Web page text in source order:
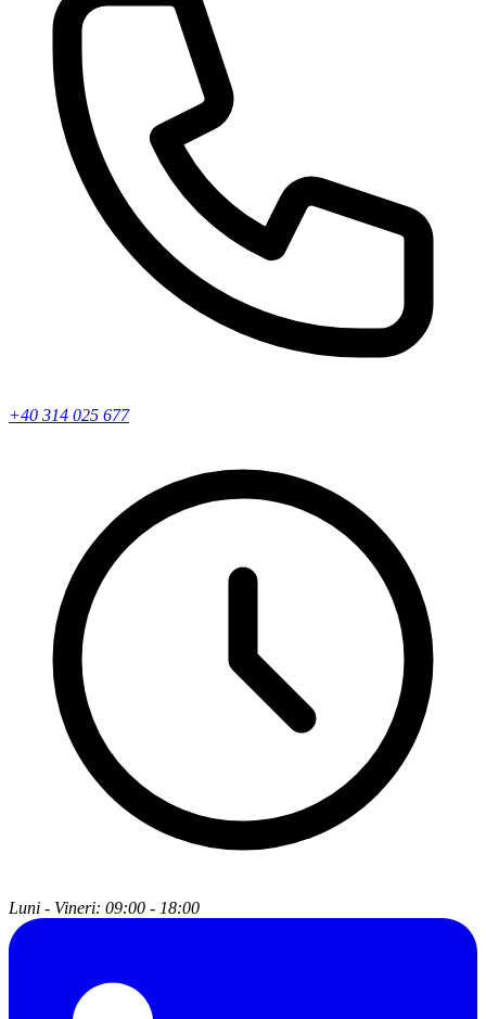
+40 314 025 677
Luni - Vineri: 09:00 - 18:00